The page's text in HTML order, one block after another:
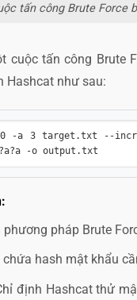
tấn công Brute Force
cuộc tấn công Brute
Hashcat như sau:
0 -a 3 target.txt --
-o output.txt
phương pháp Brute
chứa hash mật khẩu
định Hashcat thử